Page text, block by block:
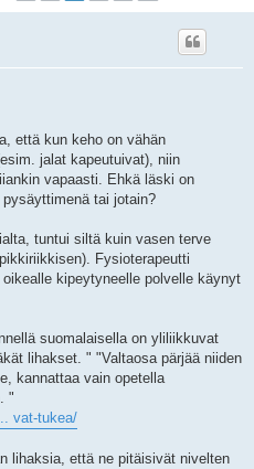
että kun keho on vähän
jalat kapeutuivat), niin
vapaasti. Ehkä läski on
tai jotain?
tuntui siltä kuin vasen terve
Fysioterapeutti
kipeytyneelle polvelle käynyt
suomalaisella on yliliikkuvat
lihakset. " "Valtaosa pärjää niiden
kannattaa vain opetella
"
vat-tukea/
lihaksia, että ne pitäisivät nivelten